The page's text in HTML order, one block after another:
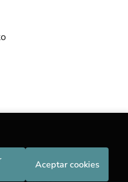
Aceptar cookies